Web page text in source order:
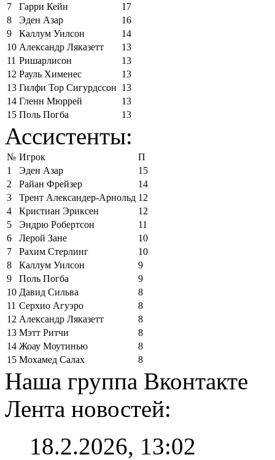
7
Гарри Кейн
17
8
Эден Азар
16
9
Каллум Уилсон
14
10 Александр Ляказетт
13
11 Ришарлисон
13
12 Рауль Хименес
13
13 Гилфи Тор Сигурдссон 13
14 Гленн Мюррей
13
15 Поль Погба 13
Ассистенты:
№ Игрок
П
1
Эден Азар
15
2
Райан Фрейзер
14
3
Трент Александер-Арнольд 12
4
Кристиан Эриксен
12
5
Эндрю Робертсон
11
6
Лерой Зане
10
7
Рахим Стерлинг
10
8
Каллум Уилсон
9
9
Поль Погба
9
10 Давид Сильва
8
11 Серхио Агуэро
8
12 Александр Ляказетт
8
13 Мэтт Ритчи
8
14 Жоау Моутинью
8
15 Мохамед Салах 8
Наша группа Вконтакте
Лента новостей:
18.2.2026, 13:02